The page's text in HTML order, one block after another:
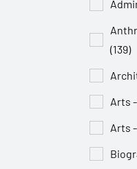
(139)
Arts
Arts